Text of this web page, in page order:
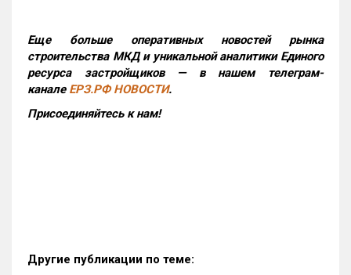
Еще больше оперативных новостей рынка
строительства МКД и уникальной аналитики Единого
ресурса застройщиков — в нашем телеграм-
канале ЕРЗ.РФ НОВОСТИ.
Присоединяйтесь к нам!
Другие публикации по теме: